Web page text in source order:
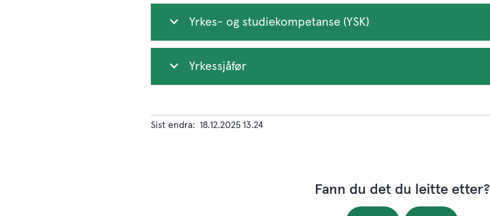
Yrkes- og studiekompetanse (YSK)
Yrkessjåfør
Sist endra 18.12.2025 13.24
Fann du det du leitte etter?